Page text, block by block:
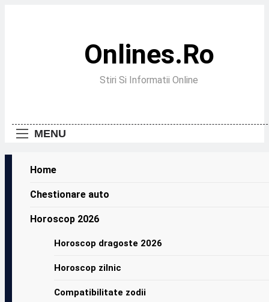
Onlines.ro
Stiri Si Informatii Online
MENU
Home
Chestionare auto
Horoscop 2026
Horoscop dragoste 2026
Horoscop zilnic
Compatibilitate zodii